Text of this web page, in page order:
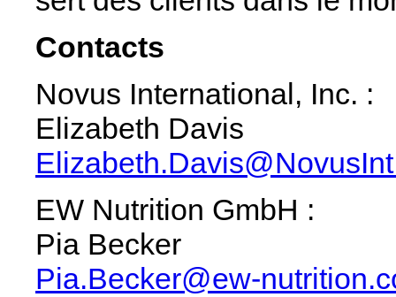
Contacts
Novus International, Inc. :
Elizabeth Davis
EW Nutrition GmbH :
Pia Becker
Pia.Becker@ew-